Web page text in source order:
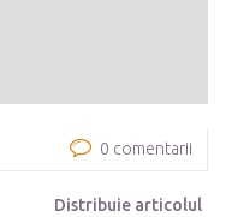
0 comentarii
Distribuie articolul